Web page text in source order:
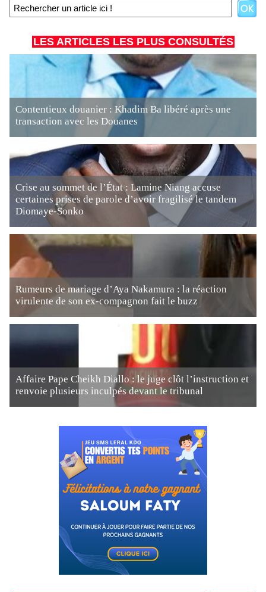
LES ARTICLES LES PLUS CONSULTÉS
Contentieux douanier : Khadim Ba libéré après une
transaction avec les Douanes
Crise au sommet de l’État : Lamine Niang accuse
certaines prises de parole d’avoir fragilisé le tandem
Diomaye-Sonko
Rumeurs de mariage d’Aya Nakamura : la réaction
virulente de son ex-compagnon fait le buzz
Affaire Pape Cheikh Diallo : le juge clôt l’instruction et
renvoie plusieurs inculpés devant le tribunal